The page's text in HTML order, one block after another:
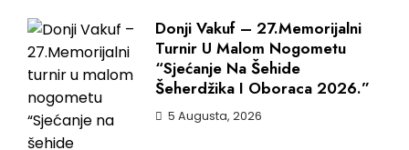
Donji Vakuf – 27.Memorijalni
Turnir U Malom Nogometu
“Sjećanje Na Šehide
Šeherdžika I Oboraca 2026.”
5 Augusta, 2026